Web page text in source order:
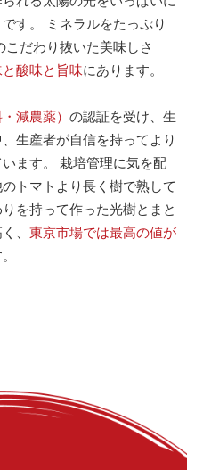
す。 ミネラルをたっぷり
こだわり抜いた美味しさ
酸味と旨味にあります。
減農薬） の認証を受け、生
生産者が自信を持ってより
ます。 栽培管理に気を配
トマトより長く樹で熟して
を持って作った光樹とまと
、 東京市場では最高の値が